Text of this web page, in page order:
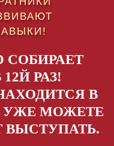
СОБИРАЕТ
РАЗ!
В
УЖЕ МОЖЕТЕ
ВЫСТУПАТЬ.